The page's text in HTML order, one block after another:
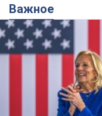
Супруга
назвала первый
сигнализировал
Сначала врачи не
16,8 т.
Отпуск Леси